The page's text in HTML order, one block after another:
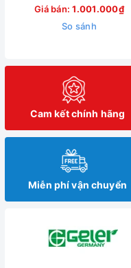
Giá bán:1.001.000₫
So sánh
Cam kết chính hãng
Miễn phí vận chuyển